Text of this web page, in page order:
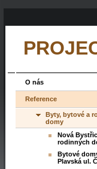
O nás
Reference
Byty, bytové a
domy
Nová
rodinných
Bytové
Plavská ul.